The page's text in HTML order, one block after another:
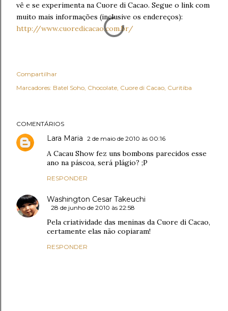
vê e se experimenta na Cuore di Cacao. Segue o link com
muito mais informações (inclusive os endereços):
http://www.cuoredicacao.com.br/
Compartilhar
Marcadores: Batel Soho Chocolate Cuore di Cacao Curitiba
COMENTÁRIOS
Lara Maria 2 de maio de 2010 às 00:16
A Cacau Show fez uns bombons parecidos esse
ano na páscoa, será plágio? ;P
RESPONDER
Washington Cesar Takeuchi
28 de junho de 2010 às 22:58
Pela criatividade das meninas da Cuore di Cacao,
certamente elas não copiaram!
RESPONDER